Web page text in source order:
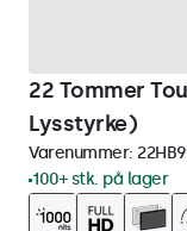
22 Tommer
Lysstyrke)
Varenummer:
100+ stk. på lager